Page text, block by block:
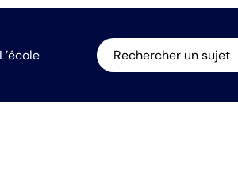
L’école Rechercher un sujet